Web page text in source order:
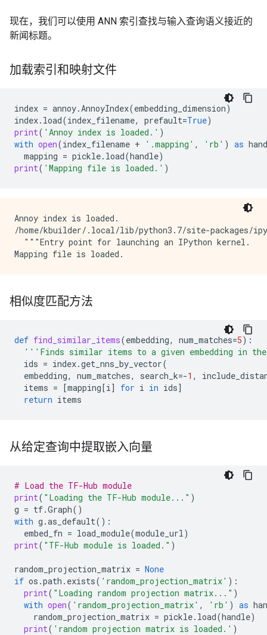
现在，我们可以使用 ANN 索引查找与输入查询语义接近的
新闻标题。
加载索引和映射文件
index = annoy.AnnoyIndex(embedding_dimension)
index. load(index_filename, prefault=True)
print( 'Annoy index is loaded.' )
with open(index_filename + '.mapping' , 'rb' ) as
mapping = pickle. load(handle)
print( 'Mapping file is loaded.' )
Annoy index is loaded.
/home/kbuilder/.local/lib/python3.7/site-packages/
  """Entry point for launching an IPython kernel.
相似度匹配方法
def find_similar_items(embedding, num_matches=5):
'''Finds similar items to a given embedding in
ids = index.get_nns_by_vector(
embedding, num_matches, search_k=-1 ,
items = [mapping[i] for i in ids]
return items
从给定查询中提取嵌入向量
# Load the TF-Hub module
print( "Loading the TF-Hub module..." )
g = tf.Graph()
with g .as_default():
embed_fn = load_module(module_url)
print( "TF-Hub module is loaded." )
random_projection_matrix = None
if os .path . exists( 'random_projection_matrix' ):
print( "Loading random projection matrix..." )
with open( 'random_projection_matrix' , 'rb' ) as
random_projection_matrix = pickle. load(handle)
print( 'random projection matrix is loaded.' )